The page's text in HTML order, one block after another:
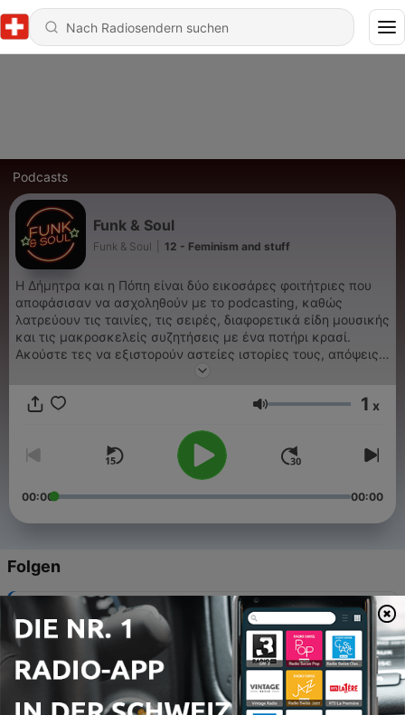
Podcasts
Funk & Soul
Funk & Soul 12 - Feminism and stuff
Η Δήμητρα και η Πόπη είναι δύο εικοσάρες φοιτήτριες που
αποφάσισαν να ασχοληθούν με το podcasting, καθώς
λατρεύουν τις ταινίες, τις σειρές, διαφορετικά είδη μουσικής
και τις μακροσκελείς συζητήσεις με ένα ποτήρι κρασί.
Ακούστε τες να εξιστορούν αστείες ιστορίες τους, απόψεις
τους σε καθημερινά ζητήματα, αλλά πάνω από όλα με λίγο
Lautstärke 1 x
00:00 00:00
Folgen
Feminism and stuff
05 Mär. 2021
11 - Happy (Anti) Valentine’s Day